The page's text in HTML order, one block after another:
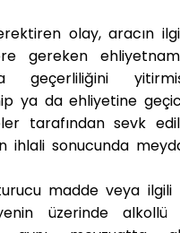
olay, aracın
gereken
geçerliliğini
ya da ehliyetine
tarafından sevk
ihlali sonucunda
madde veya
üzerinde alkollü